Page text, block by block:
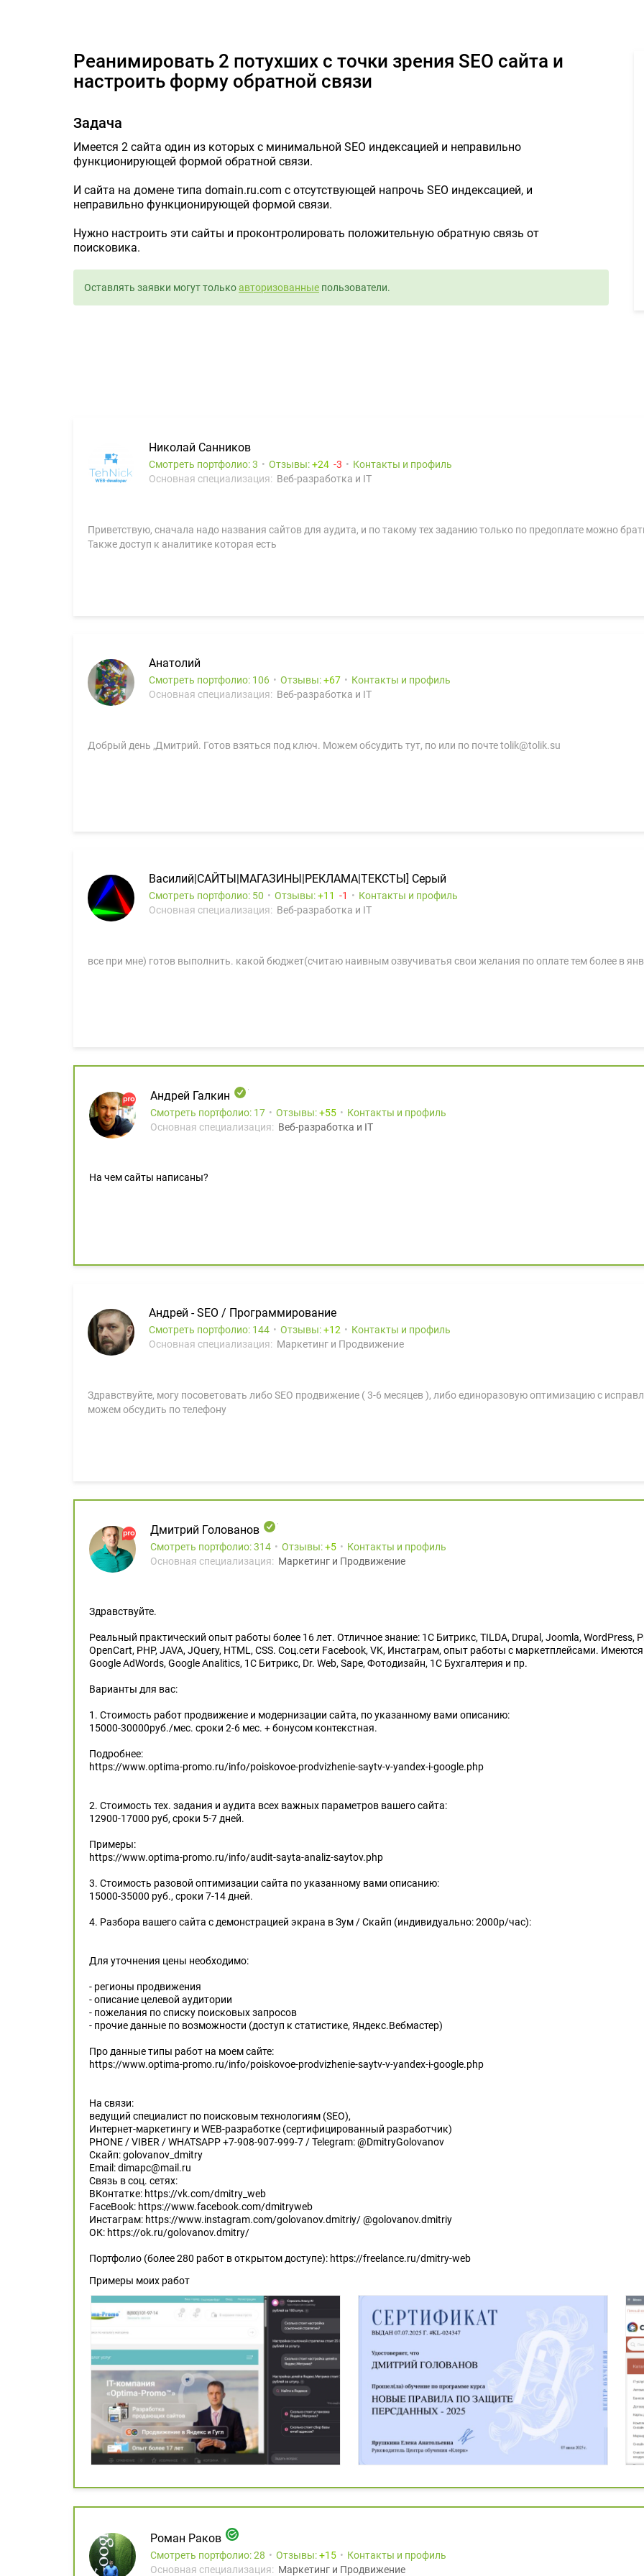
Реанимировать 2 потухших с точки зрения SEO сайта и
настроить форму обратной связи
Задача
Имеется 2 сайта один из которых с минимальной SEO индексацией и неправильно
функционирующей формой обратной связи.
И сайта на домене типа domain.ru.com с отсутствующей напрочь SEO индексацией, и
неправильно функционирующей формой связи.
Нужно настроить эти сайты и проконтролировать положительную обратную связь от
поисковика.
Оставлять заявки могут толькоавторизованные пользователи.
Николай Санников
Смотреть портфолио: 3 Отзывы: 24 3
Контакты и профиль
Основная специализация: Веб-разработка и IT
Приветствую, сначала надо названия сайтов для аудита, и по такому тех заданию только по предоплате можно
Также доступ к аналитике которая есть
Анатолий
Смотреть портфолио: 106 Отзывы: 67
Контакты и профиль
Основная специализация: Веб-разработка и IT
Добрый день ,Дмитрий. Готов взяться под ключ. Можем обсудить тут, по или по почте tolik@tolik.su
Василий|САЙТЫ|МАГАЗИНЫ|РЕКЛАМА|ТЕКСТЫ] Серый
Смотреть портфолио: 50 Отзывы: 11 1
Контакты и профиль
Основная специализация: Веб-разработка и IT
все при мне) готов выполнить. какой бюджет(считаю наивным озвучиватья свои желания по оплате тем более в
Андрей Галкин
Смотреть портфолио: 17 Отзывы: 55
Контакты и профиль
Основная специализация: Веб-разработка и IT
На чем сайты написаны?
Андрей - SEO / Программирование
Смотреть портфолио: 144 Отзывы: 12
Контакты и профиль
Основная специализация: Маркетинг и Продвижение
Здравствуйте, могу посоветовать либо SEO продвижение ( 3-6 месяцев ), либо единоразовую оптимизацию с
можем обсудить по телефону
Дмитрий Голованов
Смотреть портфолио: 314 Отзывы: 5
Контакты и профиль
Основная специализация: Маркетинг и Продвижение
Здравствуйте.
Реальный практический опыт работы более 16 лет. Отличное знание: 1C Битрикс, TILDA, Drupal, Joomla, WordPress,
OpenCart, PHP, JAVA, JQuery, HTML, CSS. Соц.сети Facebook, VK, Инстаграм, опыт работы с маркетплейсами.
Google AdWords, Google Analitics, 1С Битрикс, Dr. Web, Sape, Фотодизайн, 1С Бухгалтерия и пр.
Варианты для вас:
1. Стоимость работ продвижение и модернизации сайта, по указанному вами описанию:
15000-30000руб./мес. сроки 2-6 мес. + бонусом контекстная.
Подробнее:
https://www.optima-promo.ru/info/poiskovoe-prodvizhenie-saytv-v-yandex-i-google.php
2. Стоимость тех. задания и аудита всех важных параметров вашего сайта:
12900-17000 руб, сроки 5-7 дней.
Примеры:
https://www.optima-promo.ru/info/audit-sayta-analiz-saytov.php
3. Стоимость разовой оптимизации сайта по указанному вами описанию:
15000-35000 руб., сроки 7-14 дней.
4. Разбора вашего сайта с демонстрацией экрана в Зум / Скайп (индивидуально: 2000р/час):
Для уточнения цены необходимо:
- регионы продвижения
- описание целевой аудитории
- пожелания по списку поисковых запросов
- прочие данные по возможности (доступ к статистике, Яндекс.Вебмастер)
Про данные типы работ на моем сайте:
https://www.optima-promo.ru/info/poiskovoe-prodvizhenie-saytv-v-yandex-i-google.php
На связи:
ведущий специалист по поисковым технологиям (SEO),
Интернет-маркетингу и WEB-разработке (сертифицированный разработчик)
PHONE / VIBER / WHATSAPP +7-908-907-999-7 / Telegram: @DmitryGolovanov
Скайп: golovanov_dmitry
Email: dimapc@mail.ru
Связь в соц. сетях:
ВКонтатке: https://vk.com/dmitry_web
FaceBook: https://www.facebook.com/dmitryweb
Инстаграм: https://www.instagram.com/golovanov.dmitriy/ @golovanov.dmitriy
ОК: https://ok.ru/golovanov.dmitry/
Портфолио (более 280 работ в открытом доступе): https://freelance.ru/dmitry-web
Примеры моих работ
Роман Раков
Смотреть портфолио: 28 Отзывы: 15
Контакты и профиль
Основная специализация: Маркетинг и Продвижение